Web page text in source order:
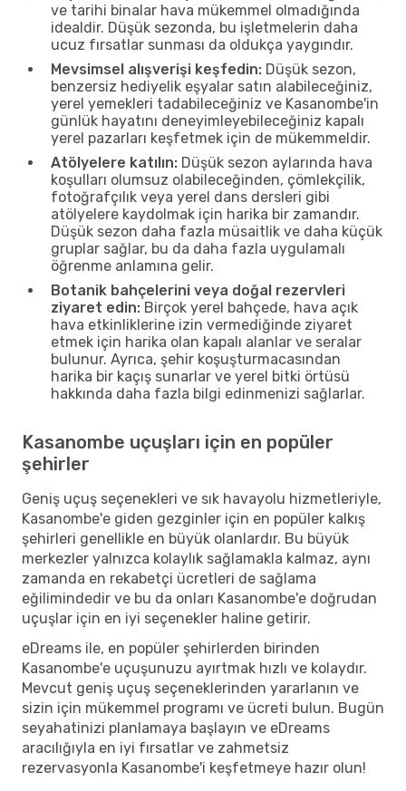
ve tarihi binalar hava mükemmel olmadığında
idealdir. Düşük sezonda, bu işletmelerin daha
ucuz fırsatlar sunması da oldukça yaygındır.
Mevsimsel alışverişi keşfedin: Düşük sezon,
benzersiz hediyelik eşyalar satın alabileceğiniz,
yerel yemekleri tadabileceğiniz ve Kasanombe'in
günlük hayatını deneyimleyebileceğiniz kapalı
yerel pazarları keşfetmek için de mükemmeldir.
Atölyelere katılın: Düşük sezon aylarında hava
koşulları olumsuz olabileceğinden, çömlekçilik,
fotoğrafçılık veya yerel dans dersleri gibi
atölyelere kaydolmak için harika bir zamandır.
Düşük sezon daha fazla müsaitlik ve daha küçük
gruplar sağlar, bu da daha fazla uygulamalı
öğrenme anlamına gelir.
Botanik bahçelerini veya doğal rezervleri
ziyaret edin: Birçok yerel bahçede, hava açık
hava etkinliklerine izin vermediğinde ziyaret
etmek için harika olan kapalı alanlar ve seralar
bulunur. Ayrıca, şehir koşuşturmacasından
harika bir kaçış sunarlar ve yerel bitki örtüsü
hakkında daha fazla bilgi edinmenizi sağlarlar.
Kasanombe uçuşları için en popüler
şehirler
Geniş uçuş seçenekleri ve sık havayolu hizmetleriyle,
Kasanombe'e giden gezginler için en popüler kalkış
şehirleri genellikle en büyük olanlardır. Bu büyük
merkezler yalnızca kolaylık sağlamakla kalmaz, aynı
zamanda en rekabetçi ücretleri de sağlama
eğilimindedir ve bu da onları Kasanombe'e doğrudan
uçuşlar için en iyi seçenekler haline getirir.
eDreams ile, en popüler şehirlerden birinden
Kasanombe'e uçuşunuzu ayırtmak hızlı ve kolaydır.
Mevcut geniş uçuş seçeneklerinden yararlanın ve
sizin için mükemmel programı ve ücreti bulun. Bugün
seyahatinizi planlamaya başlayın ve eDreams
aracılığıyla en iyi fırsatlar ve zahmetsiz
rezervasyonla Kasanombe'i keşfetmeye hazır olun!